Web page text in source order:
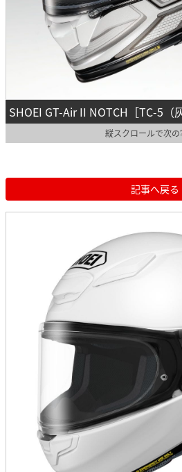
SHOEI GT-Air II NOTCH［TC-5（
縦スクロールで次
記事へ戻る